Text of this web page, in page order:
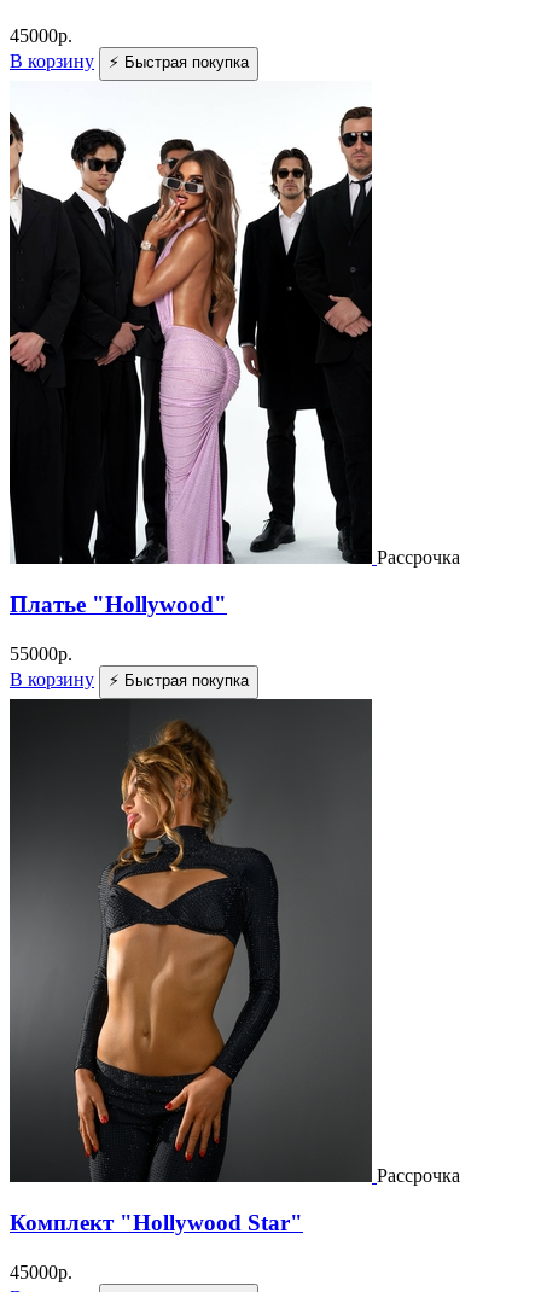
45000р.
В корзину
⚡ Быстрая покупка
Рассрочка
Платье "Hollywood"
55000р.
В корзину
⚡ Быстрая покупка
Рассрочка
Комплект "Hollywood Star"
45000р.